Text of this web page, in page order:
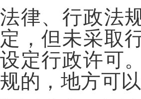
法律、行政法
定，但未采取
设定行政许可
规的，地方可